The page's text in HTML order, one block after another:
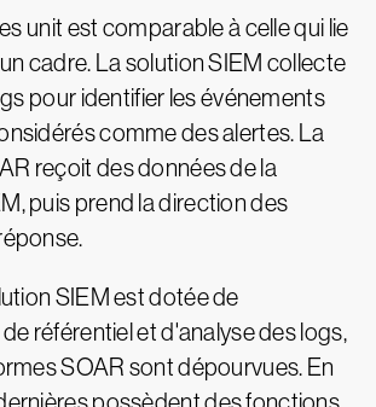
unit est comparable à celle qui lie
cadre. La solution SIEM collecte
pour identifier les événements
comme des alertes. La
reçoit des données de la
puis prend la direction des
SIEM est dotée de
référentiel et d'analyse des logs,
SOAR sont dépourvues. En